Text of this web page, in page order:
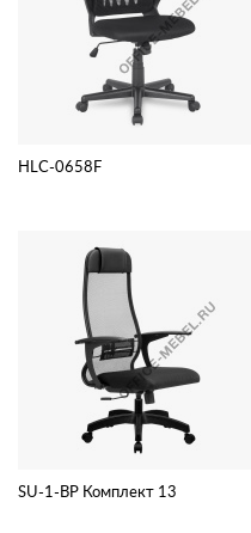
HLC-0658F
SU-1-BP Комплект 13